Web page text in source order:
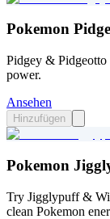
Pokemon
Pidgey & Pidgeotto
power.
Ansehen
Hinzufügen
Pokemon
Try Jigglypuff &
clean Pokemon